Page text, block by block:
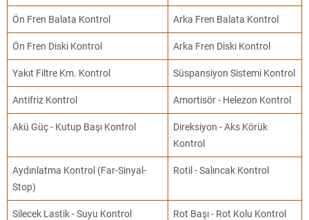
Ön Fren Balata Kontrol Arka Fren Balata Kontrol
Ön Fren Diski Kontrol Arka Fren Diski Kontrol
Yakıt Filtre Km. Kontrol Süspansiyon Sistemi Kontrol
Antifriz Kontrol Amortisör - Helezon Kontrol
Akü Güç - Kutup Başı Kontrol
Direksiyon - Aks Körük
Kontrol
Aydınlatma Kontrol (Far-Sinyal-
Stop)
Rotil - Salıncak Kontrol
Silecek Lastik - Suyu Kontrol Rot Başı - Rot Kolu Kontrol